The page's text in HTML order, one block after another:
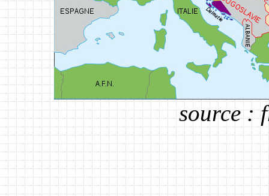
source :